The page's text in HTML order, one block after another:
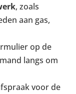
, zoals
aan gas,
op de
langs om
voor de